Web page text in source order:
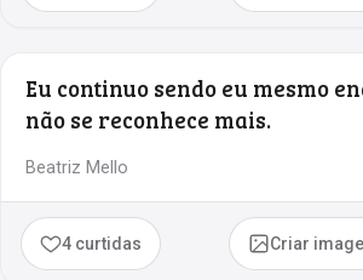
Eu continuo sendo eu mesmo
não se reconhece mais.
Beatriz Mello
4 curtidas Criar